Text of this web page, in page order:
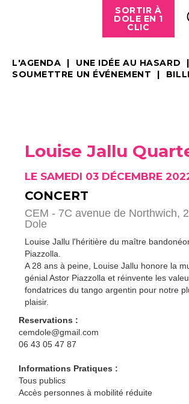
SORTIR À
DOLE EN 1
CLIC
L'AGENDA
UNE IDÉE AU HASARD
SOUMETTRE UN ÉVÉNEMENT
Louise Jallu
LE SAMEDI 03 DÉCEMBRE
CONCERT
CEM - 7C avenue de Northwich,
Dole
Louise Jallu l'héritière du maître
Piazzolla.
A 28 ans à peine, Louise Jallu honore la
génial Astor Piazzolla et réinvente les
fondatrices du tango argentin pour notre
plaisir.
Reservations :
cemdole@gmail.com
06 43 05 47 87
Informations Pratiques :
Tous publics
Accès personnes à mobilité réduite